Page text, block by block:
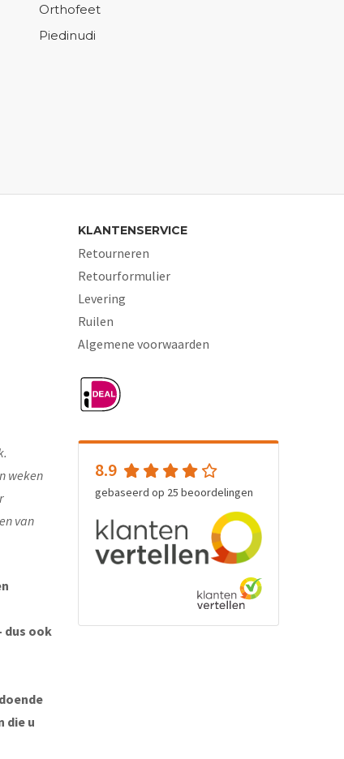
Orthofeet
Piedinudi
weken
van
dus ook
die u
KLANTENSERVICE
Retourneren
Retourformulier
Levering
Ruilen
Algemene voorwaarden
8.9
gebaseerd op 25 beoordelingen